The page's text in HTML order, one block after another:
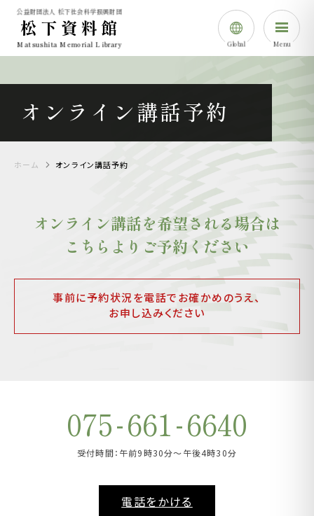
公益財団法人 松下社会科学振興財団
松下資料館
Matsushita Memorial Library Global
English
简体中⽂ 한국어
Menu
オンライン講話予約
ホーム オンライン講話予約
オンライン講話を希望される場合は
こちらよりご予約ください
事前に予約状況を電話でお確かめのうえ、
お申し込みください
075-661-6640
受付時間：午前9時30分～午後4時30分
電話をかける